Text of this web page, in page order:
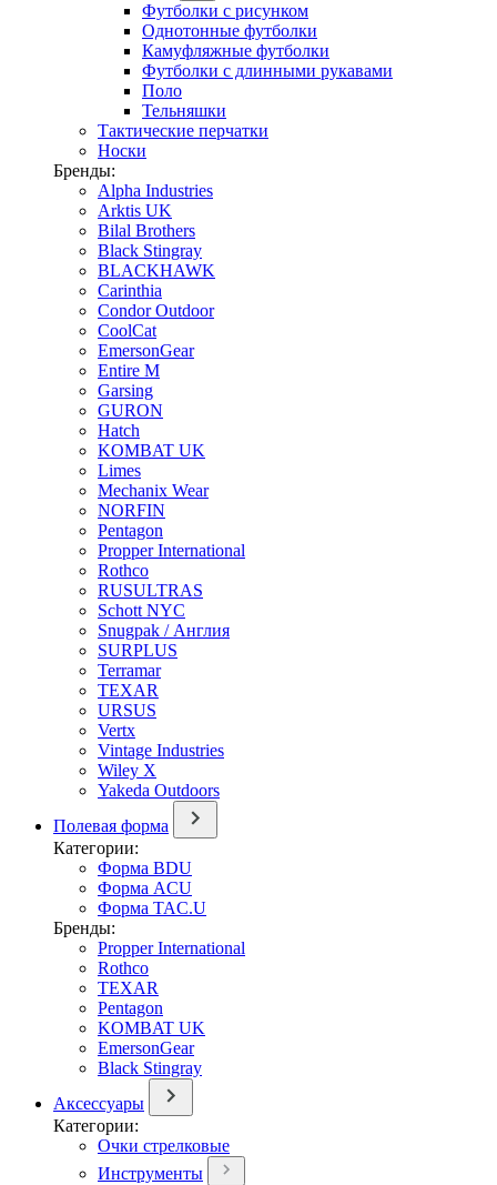
Футболки с рисунком
Однотонные футболки
Камуфляжные футболки
Футболки с длинными рукавами
Поло
Тельняшки
Тактические перчатки
Носки
Бренды:
Alpha Industries
Arktis UK
Bilal Brothers
Black Stingray
BLACKHAWK
Carinthia
Condor Outdoor
CoolCat
EmersonGear
Entire M
Garsing
GURON
Hatch
KOMBAT UK
Limes
Mechanix Wear
NORFIN
Pentagon
Propper International
Rothco
RUSULTRAS
Schott NYC
Snugpak / Англия
SURPLUS
Terramar
TEXAR
URSUS
Vertx
Vintage Industries
Wiley X
Yakeda Outdoors
Полевая форма
Категории:
Форма BDU
Форма ACU
Форма TAC.U
Бренды:
Propper International
Rothco
TEXAR
Pentagon
KOMBAT UK
EmersonGear
Black Stingray
Аксессуары
Категории:
Очки стрелковые
Инструменты